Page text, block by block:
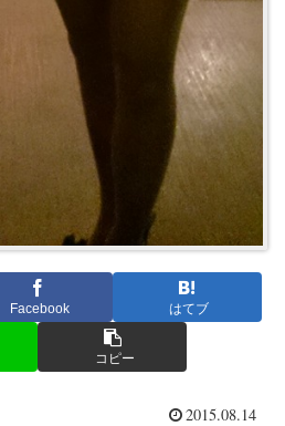
Facebook はてブ
コピー
2015.08.14